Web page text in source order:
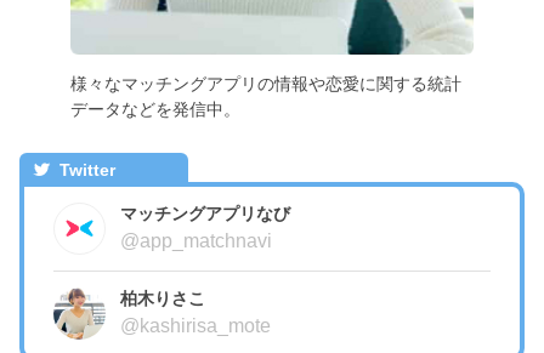
様々なマッチングアプリの情報や恋愛に関する統計
データなどを発信中。
Twitter
マッチングアプリなび
@app_matchnavi
柏木りさこ
@kashirisa_mote